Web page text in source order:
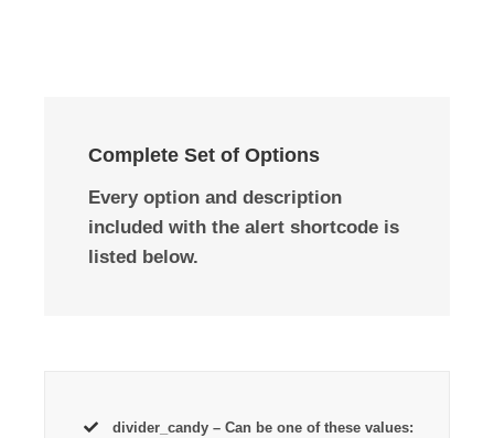
Complete Set of Options
Every option and description
included with the alert shortcode is
listed below.
divider_candy – Can be one of these values: